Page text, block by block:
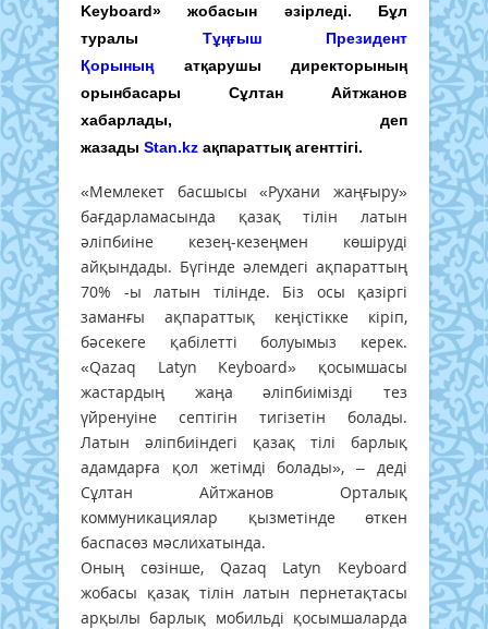
Keyboard» жобасын әзірледі. Бұл
туралы Тұңғыш Президент
Қорының атқарушы директорының
орынбасары Сұлтан Айтжанов
хабарлады, деп
жазады Stan.kz ақпараттық агенттігі.
«Мемлекет басшысы «Рухани жаңғыру»
бағдарламасында қазақ тілін латын
әліпбиіне кезең-кезеңмен көшіруді
айқындады. Бүгінде әлемдегі ақпараттың
70% -ы латын тілінде. Біз осы қазіргі
заманғы ақпараттық кеңістікке кіріп,
бәсекеге қабілетті болуымыз керек.
«Qazaq Latyn Keyboard» қосымшасы
жастардың жаңа әліпбиімізді тез
үйренуіне септігін тигізетін болады.
Латын әліпбиіндегі қазақ тілі барлық
адамдарға қол жетімді болады», – деді
Сұлтан Айтжанов Орталық
коммуникациялар қызметінде өткен
баспасөз мәслихатында.
Оның сөзінше, Qazaq Latyn Keyboard
жобасы қазақ тілін латын пернетақтасы
арқылы барлық мобильді қосымшаларда